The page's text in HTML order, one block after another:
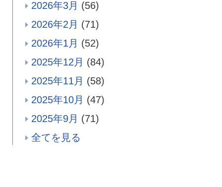
2026年3月 (56)
2026年2月 (71)
2026年1月 (52)
2025年12月 (84)
2025年11月 (58)
2025年10月 (47)
2025年9月 (71)
全てを見る